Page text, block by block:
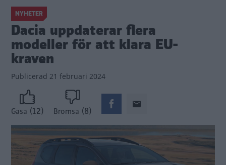
NYHETER
Dacia uppdaterar flera
modeller för att klara EU-
kraven
Publicerad 21 februari 2024
Gasa (12) Bromsa (8)